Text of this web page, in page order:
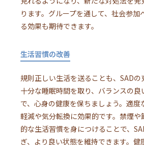
ります。グループを通して、社会参加
る効果も期待できます。
生活習慣の改善
規則正しい生活を送ることも、SADの
十分な睡眠時間を取り、バランスの良
で、心身の健康を保ちましょう。適度
軽減や気分転換に効果的です。禁煙や
的な生活習慣を身につけることで、
ぎ、より良い状態を維持できます。健